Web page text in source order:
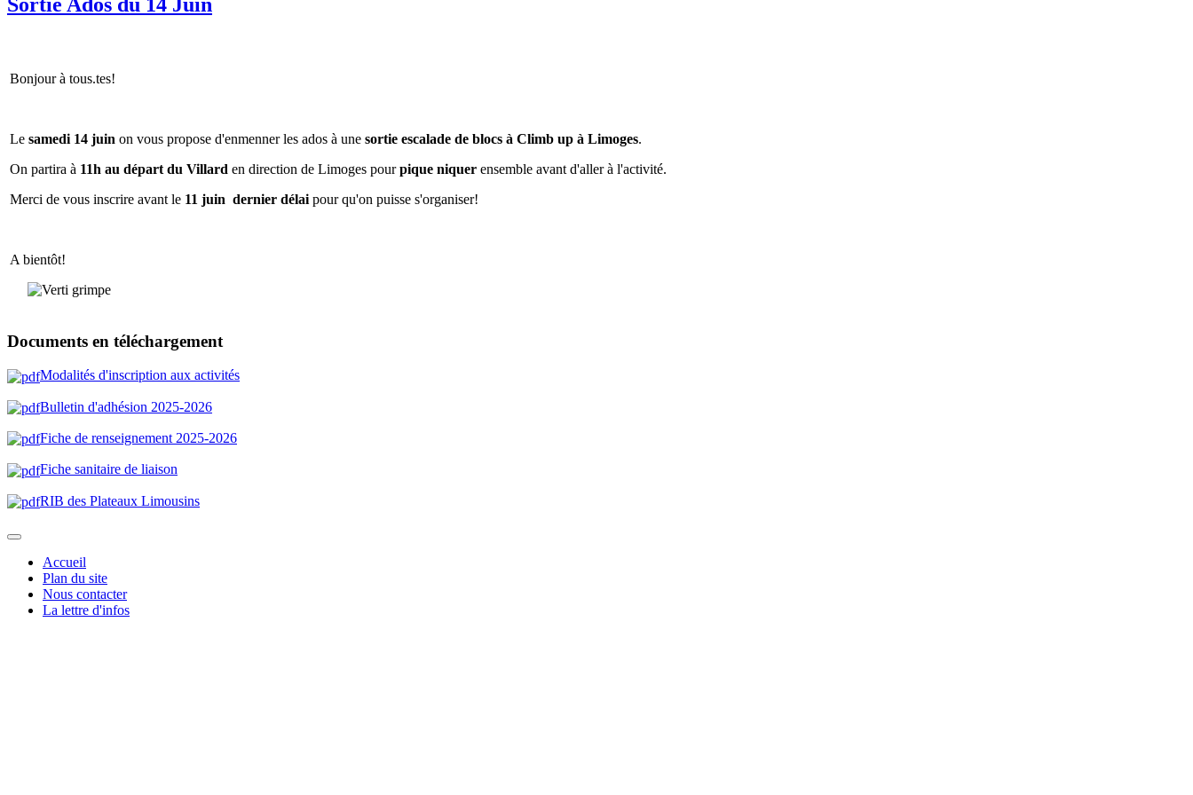
Bonjour à tous.tes‍!
Le samedi 14 juin on vous propose d'enmenner les ados à une sortie escalade de blocs à Climb up à Limoges.
On partira à 11h au départ du Villard en direction de Limoges pourpique niquer ensemble avant d'aller à l'activité.
Merci de vous inscrire avant le 11 juin dernier délai pour qu'on puisse s'organiser!
A bientôt!
Documents en téléchargement
Modalités d'inscription aux activités
Bulletin d'adhésion 2025-2026
Fiche de renseignement 2025-2026
Fiche sanitaire de liaison
RIB des Plateaux Limousins
Accueil
Plan du site
Nous contacter
La lettre d'infos